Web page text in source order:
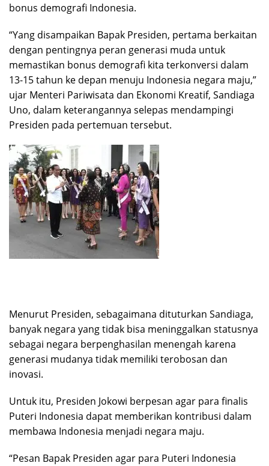
bonus demografi Indonesia.
“Yang disampaikan Bapak Presiden, pertama berkaitan
dengan pentingnya peran generasi muda untuk
memastikan bonus demografi kita terkonversi dalam
13-15 tahun ke depan menuju Indonesia negara maju,”
ujar Menteri Pariwisata dan Ekonomi Kreatif, Sandiaga
Uno, dalam keterangannya selepas mendampingi
Presiden pada pertemuan tersebut.
Menurut Presiden, sebagaimana dituturkan Sandiaga,
banyak negara yang tidak bisa meninggalkan statusnya
sebagai negara berpenghasilan menengah karena
generasi mudanya tidak memiliki terobosan dan
inovasi.
Untuk itu, Presiden Jokowi berpesan agar para finalis
Puteri Indonesia dapat memberikan kontribusi dalam
membawa Indonesia menjadi negara maju.
“Pesan Bapak Presiden agar para Puteri Indonesia